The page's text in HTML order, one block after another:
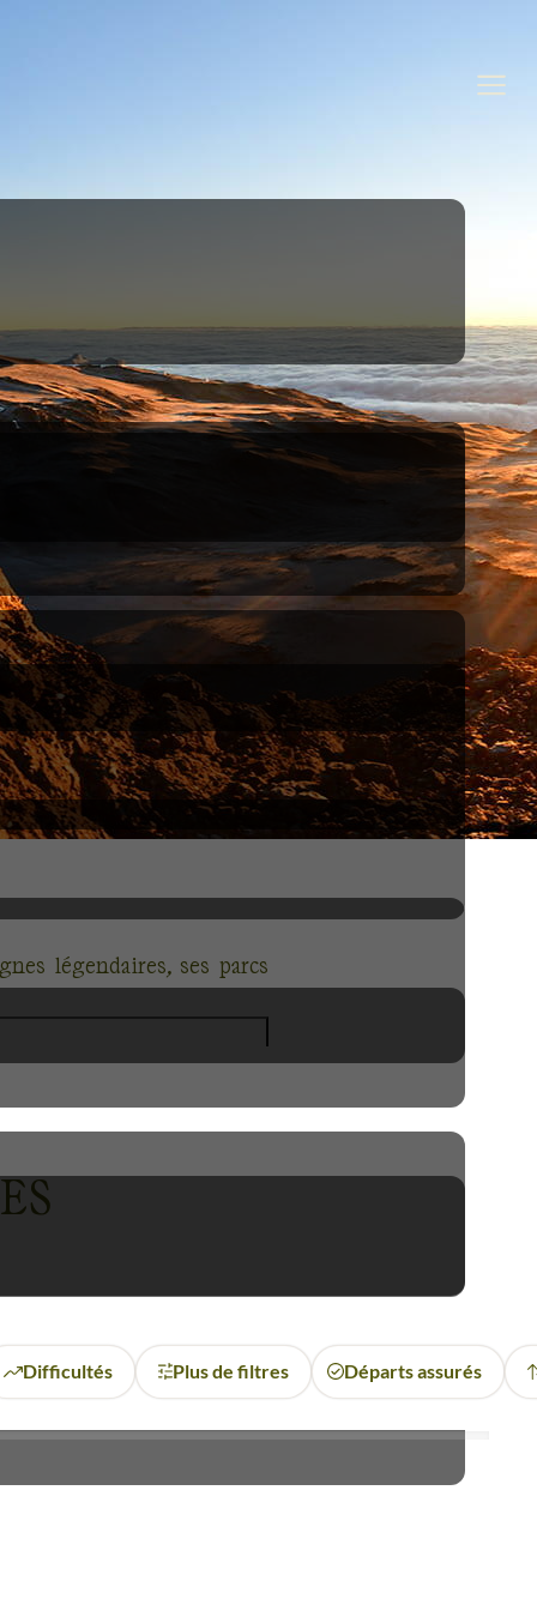
légendaires, ses parcs
protéger des animaux, les
pays aussi fascinant en
l'
accessible.
Difficultés Plus de filtres Départs assurés